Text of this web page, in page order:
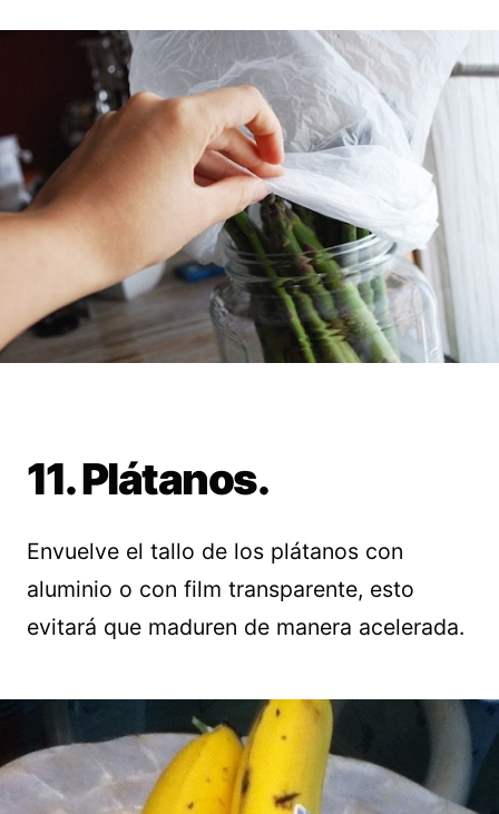
11. Plátanos.
Envuelve el tallo de los plátanos con
aluminio o con film transparente, esto
evitará que maduren de manera acelerada.